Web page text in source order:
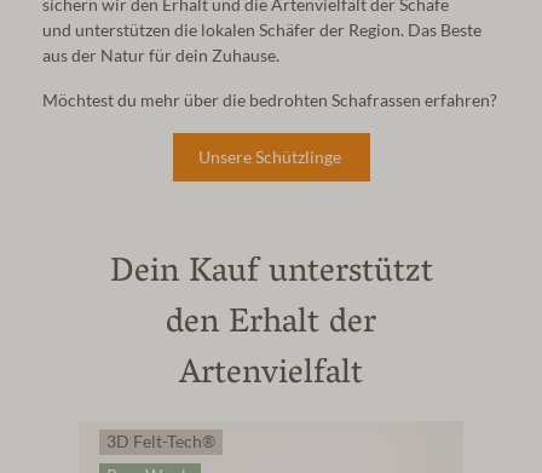
sichern wir den Erhalt und die Artenvielfalt der Schafe
und unterstützen die lokalen Schäfer der Region. Das Beste
aus der Natur für dein Zuhause.
Möchtest du mehr über die bedrohten Schafrassen erfahren?
Unsere Schützlinge
Dein Kauf unterstützt
den Erhalt der
Artenvielfalt
3D Felt-Tech®